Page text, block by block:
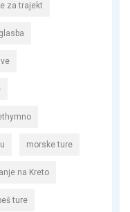
za trajekt
morske ture
na Kreto
ture